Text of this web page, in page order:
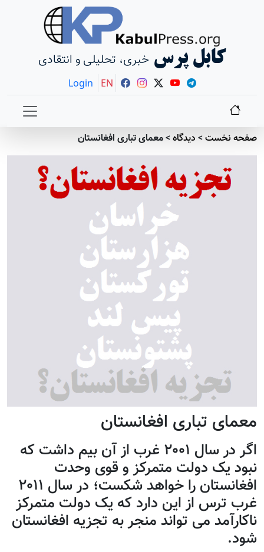
کابل پرس خبری، تحلیلی و انتقادی
Login EN
صفحه نخست> دیدگاه>معمای تباری افغانستان
معمای تباری افغانستان
اگر در سال ۲۰۰۱ غرب از آن بیم داشت که
نبود یک دولت متمرکز و قوی وحدت
افغانستان را خواهد شکست؛ در سال ۲۰۱۱
غرب ترس از این دارد که یک دولت متمرکز
ناکارآمد می تواند منجر به تجزیه افغانستان
شود.